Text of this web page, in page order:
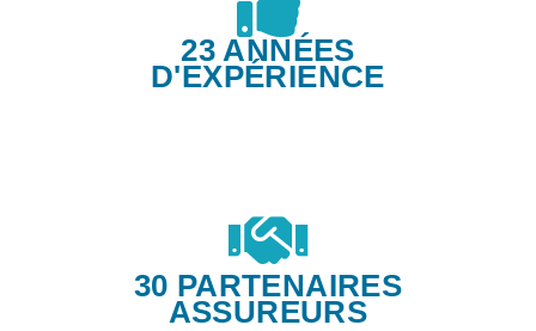
23 ANNÉES
D'EXPÉRIENCE
30 PARTENAIRES
ASSUREURS